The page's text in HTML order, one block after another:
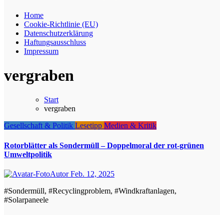
Home
Cookie-Richtlinie (EU)
Datenschutzerklärung
Haftungsausschluss
Impressum
vergraben
Start
vergraben
Gesellschaft & Politik Lesetipp Medien & Kritik
Rotorblätter als Sondermüll – Doppelmoral der rot-grünen
Umweltpolitik
AutorFeb. 12, 2025
#Sondermüll, #Recyclingproblem, #Windkraftanlagen,
#Solarpaneele